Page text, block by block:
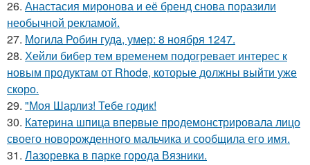
26. Анастасия миронова и её бренд снова поразили
необычной рекламой.
27. Могила Робин гуда, умер: 8 ноября 1247.
28. Хейли бибер тем временем подогревает интерес к
новым продуктам от Rhode, которые должны выйти уже
скоро.
29. "Моя Шарлиз! Тебе годик!
30. Катерина шпица впервые продемонстрировала лицо
своего новорожденного мальчика и сообщила его имя.
31. Лазоревка в парке города Вязники.